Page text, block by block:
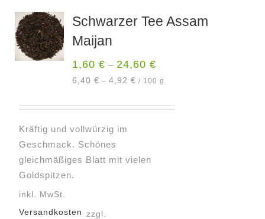
auf.
Die
können
auf
gewählt
werden
Schwarzer Tee Assam
Maijan
1,60€ – 24,60€
6,40€ –4,92€ / 100 g
Kräftig und vollwürzig im
Geschmack. Schönes
gleichmäßiges Blatt mit vielen
Goldspitzen.
inkl. MwSt.
zzgl.
Versandkosten